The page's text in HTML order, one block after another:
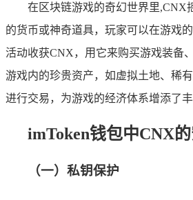
在区块链游戏的奇幻世界里,CNX
的货币或神奇道具，玩家可以在游戏
活动收获CNX，用它来购买游戏装备
游戏内的珍贵资产，如虚拟土地、稀
进行交易，为游戏的经济体系增添了
imToken钱包中CNX
（一）私钥保护